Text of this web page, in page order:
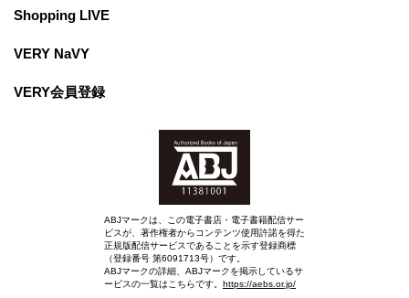
Shopping LIVE
VERY NaVY
VERY会員登録
ABJマークは、この電子書店・電子書籍配信サー
ビスが、著作権者からコンテンツ使用許諾を得た
正規版配信サービスであることを示す登録商標
（登録番号 第6091713号）です。
ABJマークの詳細、ABJマークを掲示しているサ
ービスの一覧はこちらです。 https://aebs.or.jp/